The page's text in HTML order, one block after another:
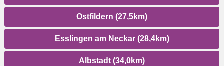
Ostfildern (27,5km)
Esslingen am Neckar (28,4km)
Albstadt (34,0km)